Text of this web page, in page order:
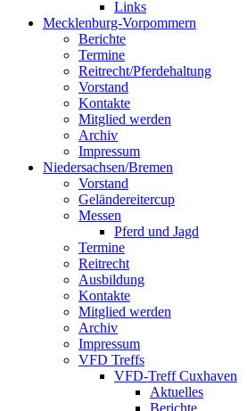
Links
Mecklenburg-Vorpommern
Berichte
Termine
Reitrecht/Pferdehaltung
Vorstand
Kontakte
Mitglied werden
Archiv
Impressum
Niedersachsen/Bremen
Vorstand
Geländereitercup
Messen
Pferd und Jagd
Termine
Reitrecht
Ausbildung
Kontakte
Mitglied werden
Archiv
Impressum
VFD Treffs
VFD-Treff Cuxhaven
Aktuelles
Berichte